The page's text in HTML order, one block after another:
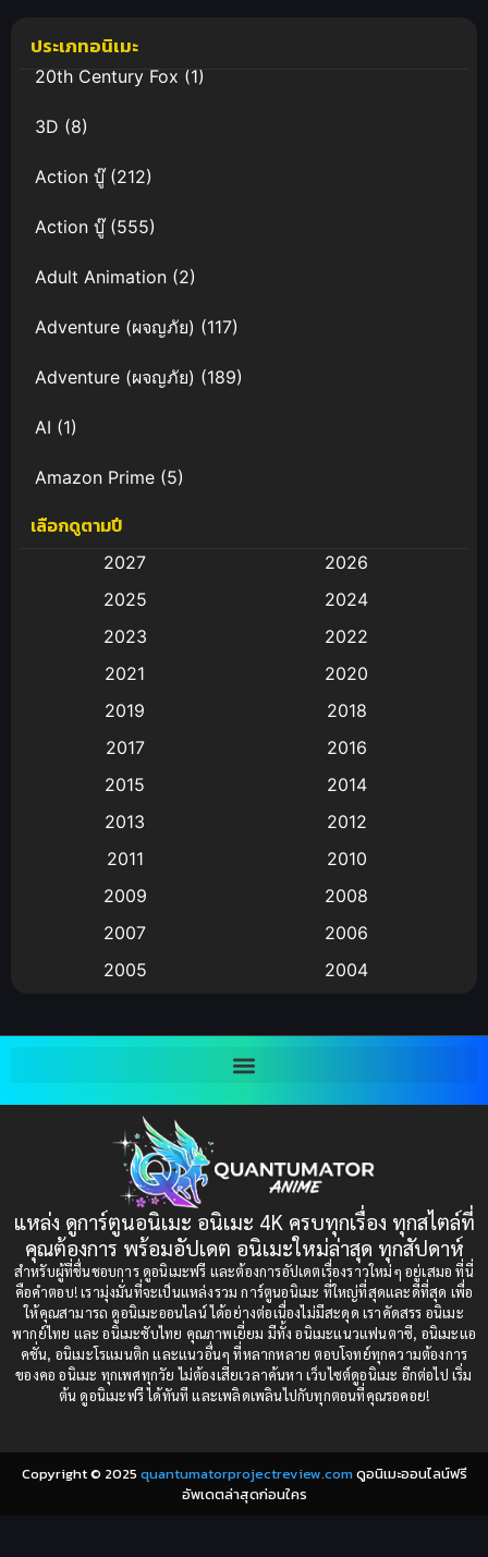
ประเภทอนิเมะ
20th Century Fox(1)
3D (8)
Action บู๊(212)
Action บู๊(555)
Adult Animation (2)
Adventure (ผจญภัย) (117)
Adventure (ผจญภัย) (189)
AI (1)
Amazon Prime (5)
Anal (ประตูหลัง)
Animation การ์ตูน
Animation อนิเมะ
Animation แอนิเมชัน
(9)
Big tits (นมใหญ่)
Bitch (ผู้หญิงร่าน)
Bondage (ทาส)(1)
(1)
Censored (เซ็นเซอร์)(19)
Comedy (ตลก)(85)
Comedy (ตลก)(235)
Comic Book การ์ตูน(1)
Coming-of-Age ก้าวผ่านวัย(6)
เลือกดูตามปี
2027
2026
2025
2024
2023
2022
2021
2020
2019
2018
2017
2016
2015
2014
2013
2012
2011
2010
2009
2008
2007
2006
2005
2004
1997
1993
1991
1989
1988
1987
1985
1984
1983
1982
1981
1980
1979
แหล่ง ดูการ์ตูนอนิเมะ อนิเมะ 4K ครบทุกเรื่อง ทุกสไตล์ที่
คุณต้องการ พร้อมอัปเดต อนิเมะใหม่ล่าสุด ทุกสัปดาห์
สำหรับผู้ที่ชื่นชอบการ ดูอนิเมะฟรี และต้องการอัปเดตเรื่องราวใหม่ๆ อยู่เสมอ ที่นี่
คือคำตอบ! เรามุ่งมั่นที่จะเป็นแหล่งรวม การ์ตูนอนิเมะ ที่ใหญ่ที่สุดและดีที่สุด เพื่อ
ให้คุณสามารถ ดูอนิเมะออนไลน์ ได้อย่างต่อเนื่องไม่มีสะดุด เราคัดสรร อนิเมะ
พากย์ไทย และ อนิเมะซับไทย คุณภาพเยี่ยม มีทั้ง อนิเมะแนวแฟนตาซี, อนิเมะแอ
คชั่น, อนิเมะโรแมนติก และแนวอื่นๆ ที่หลากหลาย ตอบโจทย์ทุกความต้องการ
ของคอ อนิเมะ ทุกเพศทุกวัย ไม่ต้องเสียเวลาค้นหา เว็บไซต์ดูอนิเมะ อีกต่อไป เริ่ม
ต้น ดูอนิเมะฟรี ได้ทันที และเพลิดเพลินไปกับทุกตอนที่คุณรอคอย!
Copyright © 2025 quantumatorprojectreview.comดูอนิเมะออนไลน์ฟรี
อัพเดตล่าสุดก่อนใคร